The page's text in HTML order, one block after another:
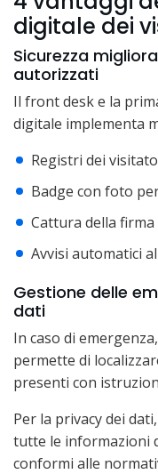
digitale dei
Sicurezza
autorizzati
Il front desk e la
digitale implementa
Registri dei
Badge con foto
Cattura della
Avvisi automatici
Gestione delle
dati
In caso di
permette di
presenti con
Per la privacy dei
tutte le informazioni
conformi alle